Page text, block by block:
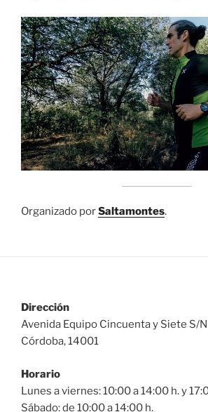
Organizado porSaltamontes.
Dirección
Avenida Equipo Cincuenta y Siete S/N
Córdoba, 14001
Horario
Lunes a viernes: 10:00 a 14:00 h. y
Sábado: de 10:00 a 14:00 h.